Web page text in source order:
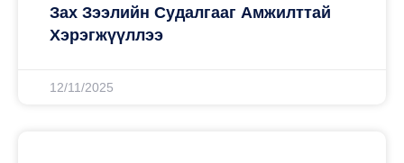
Зах Зээлийн Судалгааг Амжилттай
Хэрэгжүүллээ
12/11/2025